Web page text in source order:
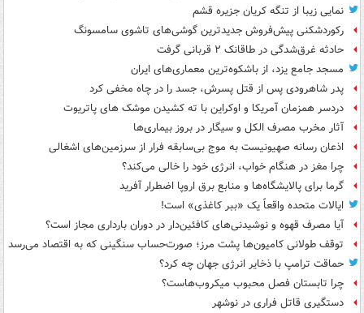
نمایی زیبا از تنگه کریان جزیره قشم
رکوردشکنی پیش‌فروش جدیدترین گوشی‌های تاشوی سامسونگ
حادثه غرق‌شدگی در طاقانک ۲ قربانی گرفت
مسجد جامع یزد، از باشکوه‌ترین معماری‌های ایران
پدر شاهرودی پس از قتل پسرش، جسد را در چاه مخفی کرد
دردسر همزمان آمریکا و اوکراین با ته کشیدن موشک های پاتریوت
آثار مخرب مصرف الکل و سیگار در بروز بیماری‌ها
اذعان رسانه صهیونیست به موج بی‌سابقه فرار از سرزمین‌های اشغالی
چرا مغز در هنگام خواب، انرژی خود را خالی می‌کند؟
گرما برای پالایشگاه‌ها و منابع برق اروپا اضطرار آفرید
ایالات متحده واقعاً یک «ببر کاغذی» است!
آیا مصرف قهوه و نوشیدنی‌های کافئین‌دار در دوران بارداری مجاز است؟
توقف طولانی کامیون‌ها پشت مرز؛ صورت‌حساب سنگینی که به اقتصاد می‌رسد
حماقت ترامپ با ذخایر انرژی جهان چه کرد؟
چرا تابستان فصل محبوب میکروب‌هاست؟
دستگیری قاتل فراری در نوشهر